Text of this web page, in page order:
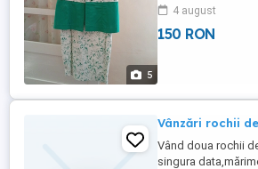
5
preț 150 lei,
52, preț 100 lei
4 august
150 RON
Vânzări rochii
Vând doua rochii
singura